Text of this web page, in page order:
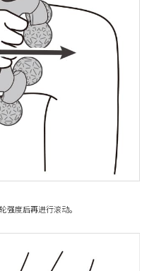
度后再进行滚动。